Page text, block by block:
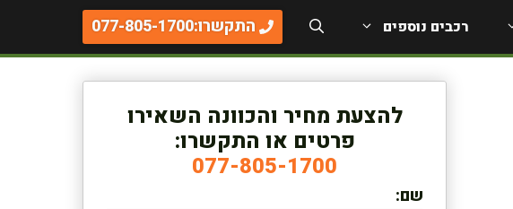
רכבים נוספים התקשרו:077-805-1700
להצעת מחיר והכוונה השאירו
פרטים או התקשרו:
077-805-1700
שם: